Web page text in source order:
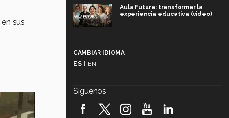
en sus
Aula Futura: transformar la
experiencia educativa (video)
robótica FIRST 2026! (video)
CAMBIAR IDIOMA
ES | EN
Síguenos